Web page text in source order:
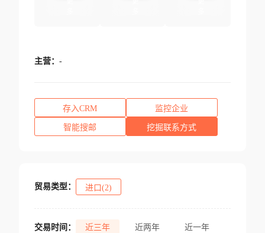
主营： -
存入CRM 监控企业
智能搜邮 挖掘联系方式
贸易类型： 进口(2)
交易时间： 近三年 近两年 近一年